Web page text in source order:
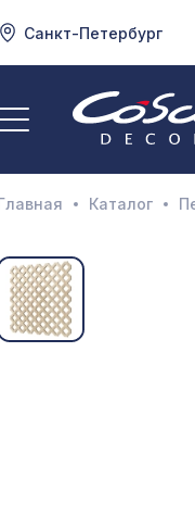
Санкт-Петербург
Каталог